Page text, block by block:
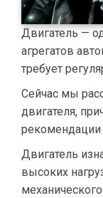
Двигатель —
агрегатов
требует
Сейчас мы
двигателя,
рекомендации
Двигатель
высоких